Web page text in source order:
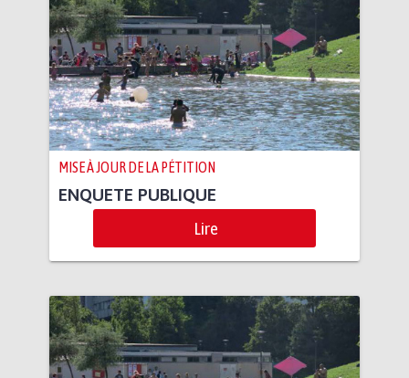
MISE À JOUR DE LA PÉTITION
ENQUETE PUBLIQUE
Lire